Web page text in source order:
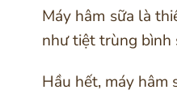
Máy hâm sữa là
như tiệt trùng bình
Hầu hết, máy hâm